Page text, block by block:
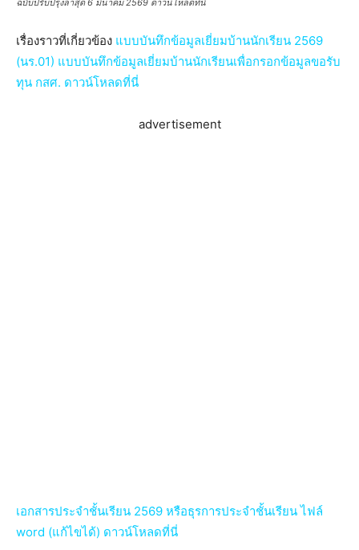
เรื่องราวที่เกี่ยวข้อง แบบบันทึกข้อมูลเยี่ยมบ้านนักเรียน 2569
(นร.01) แบบบันทึกข้อมูลเยี่ยมบ้านนักเรียนเพื่อกรอกข้อมูลขอรับ
ทุน กสศ. ดาวน์โหลดที่นี่
advertisement
เอกสารประจำชั้นเรียน 2569 หรือธุรการประจำชั้นเรียน ไฟล์
word (แก้ไขได้) ดาวน์โหลดที่นี่